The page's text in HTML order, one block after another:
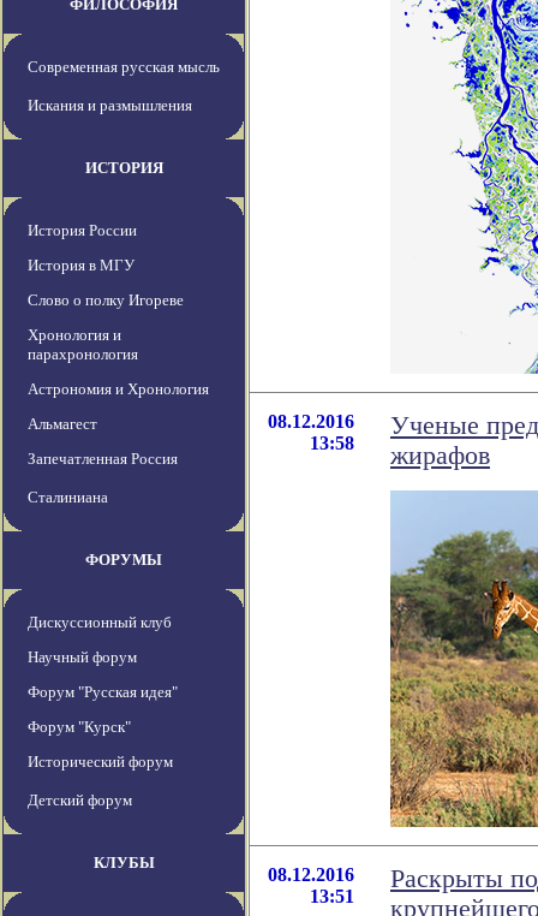
ФИЛОСОФИЯ
Современная русская мысль
Искания и размышления
ИСТОРИЯ
История России
История в МГУ
Слово о полку Игореве
Хронология и
парахронология
Астрономия и Хронология
Альмагест
Запечатленная Россия
Сталиниана
ФОРУМЫ
Дискуссионный клуб
Научный форум
Форум "Русская идея"
Форум "Курск"
Исторический форум
Детский форум
КЛУБЫ
08.12.2016
13:58
Ученые
жирафов
08.12.2016
13:51
Раскрыты